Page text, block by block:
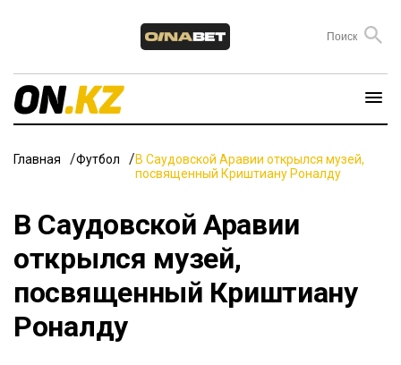
Главная Футбол
В Саудовской Аравии открылся музей,
посвященный Криштиану Роналду
В Саудовской Аравии
открылся музей,
посвященный Криштиану
Роналду